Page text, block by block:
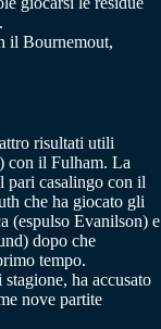
il Bournemout,
risultati utili
con il Fulham. La
pari casalingo con il
che ha giocato gli
(espulso Evanilson) e
dopo che
tempo.
ha accusato
nove partite